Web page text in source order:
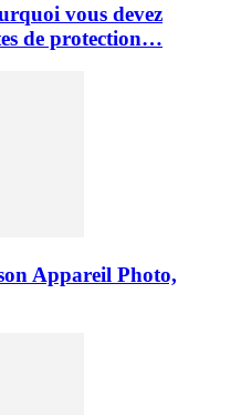
vous devez
de protection…
Appareil Photo,